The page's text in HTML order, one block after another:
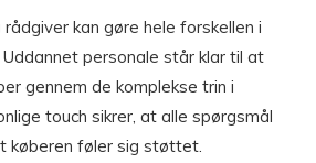
kan gøre hele forskellen i
personale står klar til at
gennem de komplekse trin i
touch sikrer, at alle spørgsmål
køberen føler sig støttet.